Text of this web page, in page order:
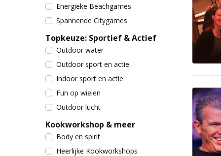
Energieke Beachgames
Spannende Citygames
Topkeuze: Sportief & Actief
Outdoor water
Outdoor sport en actie
Indoor sport en actie
Fun op wielen
Outdoor lucht
Kookworkshop & meer
Body en spirit
Heerlijke Kookworkshops